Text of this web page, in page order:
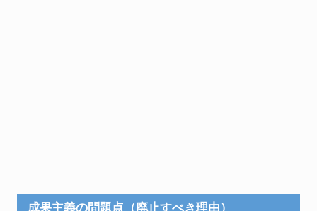
成果主義の問題点（廃止すべき理由）